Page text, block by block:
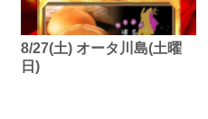
8/27(土) オータ川島(土曜
日)